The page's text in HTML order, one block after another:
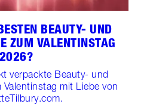
BEAUTY- UND
ZUM VALENTINSTAG
2026?
verpackte Beauty- und
mit Liebe von